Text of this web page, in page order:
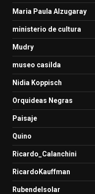
Maria Paula Alzugaray
ministerio de cultura
Mudry
museo casilda
Nidia Koppisch
Orquideas Negras
Paisaje
Quino
Ricardo_Calanchini
RicardoKauffman
Rubendelsolar